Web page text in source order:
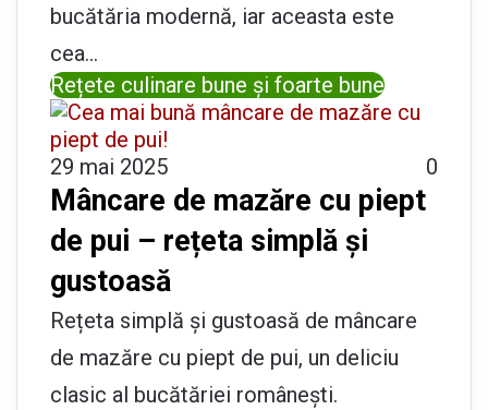
bucătăria modernă, iar aceasta este
cea…
Rețete culinare bune și foarte bune
29 mai 2025 0
Mâncare de mazăre cu piept
de pui – rețeta simplă și
gustoasă
Rețeta simplă și gustoasă de mâncare
de mazăre cu piept de pui, un deliciu
clasic al bucătăriei românești.